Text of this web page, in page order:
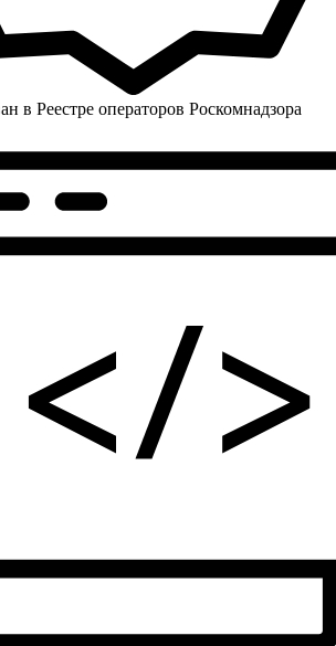
в Реестре операторов Роскомнадзора